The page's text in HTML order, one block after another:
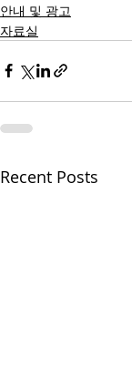
안내 및 광고
자료실
Recent Posts